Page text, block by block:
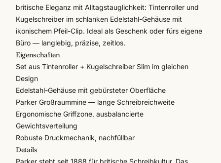
britische Eleganz mit Alltagstauglichkeit: Tintenroller und
Kugelschreiber im schlanken Edelstahl-Gehäuse mit
ikonischem Pfeil-Clip. Ideal als Geschenk oder fürs eigene
Büro — langlebig, präzise, zeitlos.
Eigenschaften
Set aus Tintenroller + Kugelschreiber Slim im gleichen
Design
Edelstahl-Gehäuse mit gebürsteter Oberfläche
Parker Großraummine — lange Schreibreichweite
Ergonomische Griffzone, ausbalancierte
Gewichtsverteilung
Robuste Druckmechanik, nachfüllbar
Details
Parker steht seit 1888 für britische Schreibkultur. Das